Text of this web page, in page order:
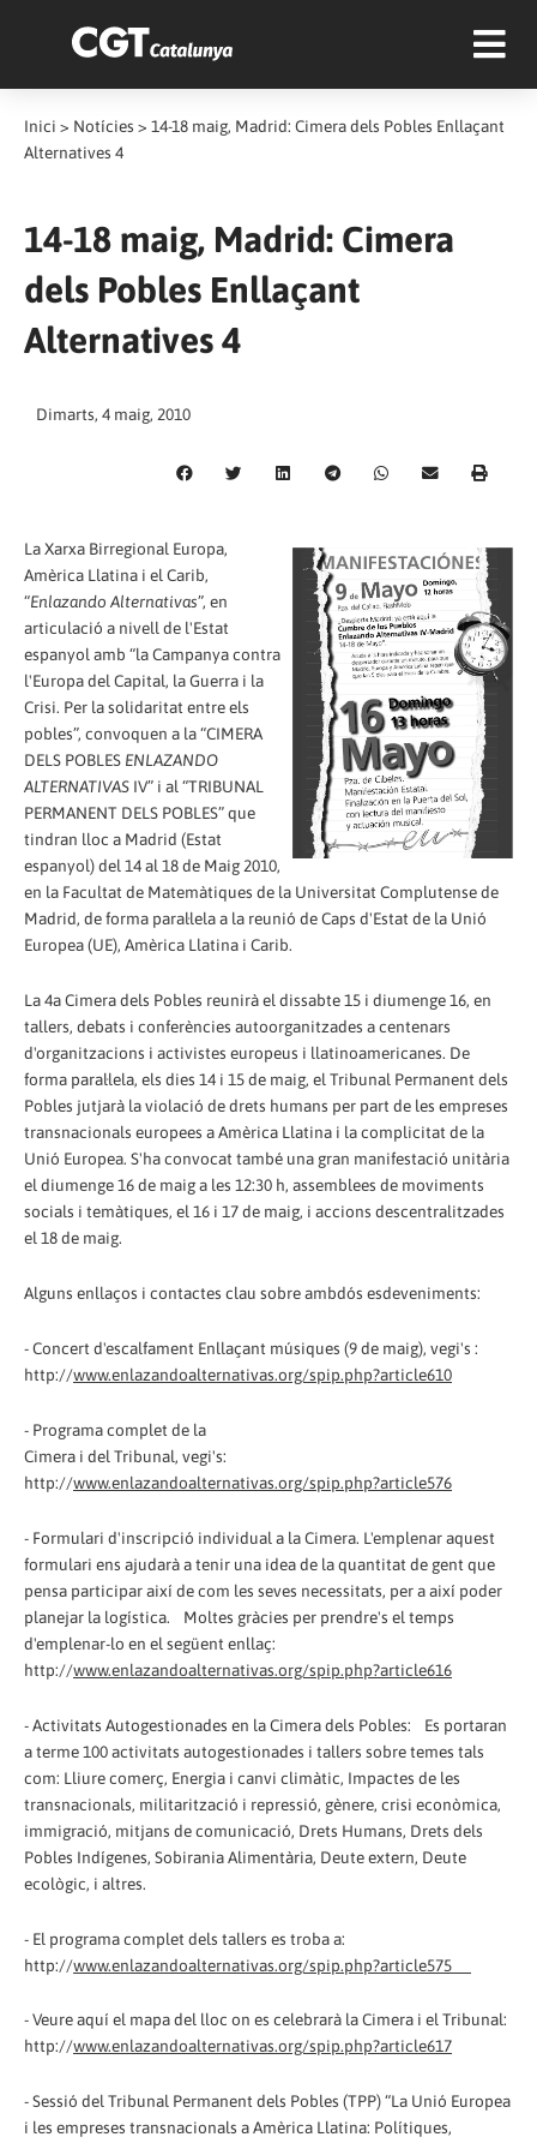
Inici > Notícies > 14-18 maig, Madrid: Cimera dels Pobles Enllaçant
Alternatives 4
14-18 maig, Madrid: Cimera
dels Pobles Enllaçant
Alternatives 4
Dimarts, 4 maig, 2010
La Xarxa Birregional Europa,
Amèrica Llatina i el Carib,
“Enlazando Alternativas”, en
articulació a nivell de l'Estat
espanyol amb “la Campanya contra
l'Europa del Capital, la Guerra i la
Crisi. Per la solidaritat entre els
pobles”, convoquen a la “CIMERA
DELS POBLES ENLAZANDO
ALTERNATIVAS IV” i al “TRIBUNAL
PERMANENT DELS POBLES” que
tindran lloc a Madrid (Estat
espanyol) del 14 al 18 de Maig 2010,
en la Facultat de Matemàtiques de la Universitat Complutense de
Madrid, de forma paral·lela a la reunió de Caps d'Estat de la Unió
Europea (UE), Amèrica Llatina i Carib.
La 4a Cimera dels Pobles reunirà el dissabte 15 i diumenge 16, en
tallers, debats i conferències autoorganitzades a centenars
d'organitzacions i activistes europeus i llatinoamericanes. De
forma paral·lela, els dies 14 i 15 de maig, el Tribunal Permanent dels
Pobles jutjarà la violació de drets humans per part de les empreses
transnacionals europees a Amèrica Llatina i la complicitat de la
Unió Europea. S'ha convocat també una gran manifestació unitària
el diumenge 16 de maig a les 12:30 h, assemblees de moviments
socials i temàtiques, el 16 i 17 de maig, i accions descentralitzades
el 18 de maig.
Alguns enllaços i contactes clau sobre ambdós esdeveniments:
- Concert d'escalfament Enllaçant músiques (9 de maig), vegi's :
http://www.enlazandoalternativas.org/spip.php?article610
- Programa complet de la
Cimera i del Tribunal, vegi's:
http://www.enlazandoalternativas.org/spip.php?article576
- Formulari d'inscripció individual a la Cimera. L'emplenar aquest
formulari ens ajudarà a tenir una idea de la quantitat de gent que
pensa participar així de com les seves necessitats, per a així poder
planejar la logística. Moltes gràcies per prendre's el temps
d'emplenar-lo en el següent enllaç:
http://www.enlazandoalternativas.org/spip.php?article616
- Activitats Autogestionades en la Cimera dels Pobles: Es portaran
a terme 100 activitats autogestionades i tallers sobre temes tals
com: Lliure comerç, Energia i canvi climàtic, Impactes de les
transnacionals, militarització i repressió, gènere, crisi econòmica,
immigració, mitjans de comunicació, Drets Humans, Drets dels
Pobles Indígenes, Sobirania Alimentària, Deute extern, Deute
ecològic, i altres.
- El programa complet dels tallers es troba a:
http://www.enlazandoalternativas.org/spip.php?article575
- Veure aquí el mapa del lloc on es celebrarà la Cimera i el Tribunal:
http://www.enlazandoalternativas.org/spip.php?article617
- Sessió del Tribunal Permanent dels Pobles (TPP) “La Unió Europea
i les empreses transnacionals a Amèrica Llatina: Polítiques,